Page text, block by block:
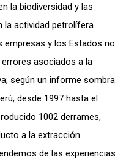
la biodiversidad y las
actividad petrolífera.
empresas y los Estados no
asociados a la
según un informe sombra
desde 1997 hasta el
1002 derrames,
a la extracción
de las experiencias